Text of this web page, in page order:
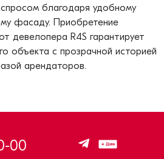
благодаря удобному
фасаду. Приобретение
девелопера R4S гарантирует
объекта с прозрачной историей
арендаторов.
00